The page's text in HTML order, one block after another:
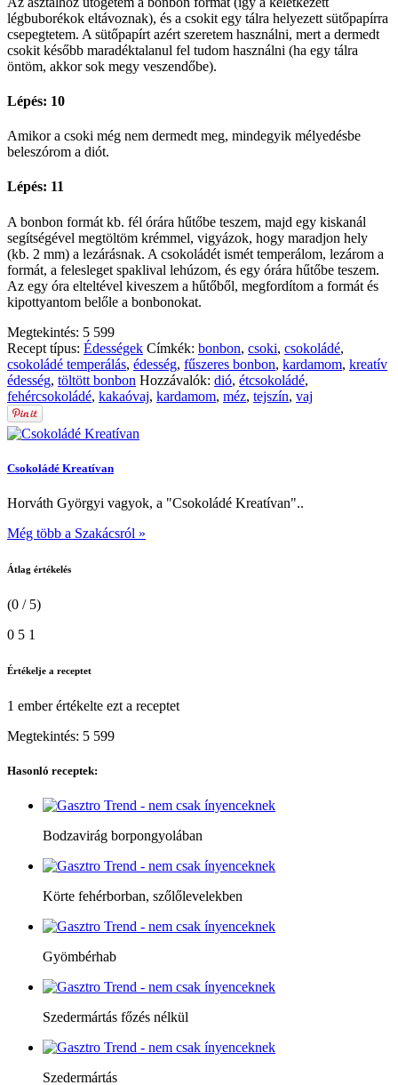
légbuborékok eltávoznak), és a csokit egy tálra helyezett sütőpapírra
csepegtetem. A sütőpapírt azért szeretem használni, mert a dermedt
csokit később maradéktalanul fel tudom használni (ha egy tálra
öntöm, akkor sok megy veszendőbe).
Lépés: 10
Amikor a csoki még nem dermedt meg, mindegyik mélyedésbe
beleszórom a diót.
Lépés: 11
A bonbon formát kb. fél órára hűtőbe teszem, majd egy kiskanál
segítségével megtöltöm krémmel, vigyázok, hogy maradjon hely
(kb. 2 mm) a lezárásnak. A csokoládét ismét temperálom, lezárom a
formát, a felesleget spaklival lehúzom, és egy órára hűtőbe teszem.
Az egy óra elteltével kiveszem a hűtőből, megfordítom a formát és
kipottyantom belőle a bonbonokat.
Megtekintés: 5 599
Recept típus: Édességek Címkék: bonbon, csoki, csokoládé,
csokoládé temperálás, édesség, fűszeres bonbon, kardamom, kreatív
édesség, töltött bonbon Hozzávalók: dió, étcsokoládé,
fehércsokoládé, kakaóvaj, kardamom, méz, tejszín, vaj
Csokoládé Kreatívan
Horváth Györgyi vagyok, a "Csokoládé Kreatívan"..
Még több a Szakácsról »
Átlag értékelés
(0 / 5)
0 5 1
Értékelje a receptet
1 emberértékelte ezt a receptet
Megtekintés: 5 599
Hasonló receptek:
Bodzavirág borpongyolában
Körte fehérborban, szőlőlevelekben
Gyömbérhab
Szedermártás főzés nélkül
Szedermártás